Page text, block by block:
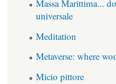
Massa Marittima...
universale
Meditation
Metaverse: where
Micio pittore